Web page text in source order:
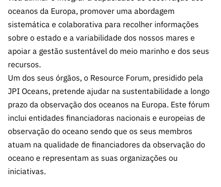
es de I&D
Infraestru
Outros
es I&D
Infraestru
turas
Prémios
Outros
e Informação
Acesso a dados
científicos – Protocolo
INE/DGEEC/FCT
Balcão da Ciência
Newsletter
Agenda
Media e
Identidade
de Marca
Subscrever
Newsletter
Direct Mail
de
Concursos
FCT
90 Segundos
de Ciência
Subscrever
Transparência
Estudos e Planeamento
Documentos de Gestão
Apoios Comunitários
Contactos
LINKS
RÁPIDOS
A FCT em
Números
ão,
Certificaç
ão e
Benefícios
Fiscais
Recrutam
oceanos da Europa, promover uma abordagem
sistemática e colaborativa para recolher informações
sobre o estado e a variabilidade dos nossos mares e
apoiar a gestão sustentável do meio marinho e dos seus
recursos.
Um dos seus órgãos, o Resource Forum, presidido pela
JPI Oceans, pretende ajudar na sustentabilidade a longo
prazo da observação dos oceanos na Europa. Este fórum
inclui entidades financiadoras nacionais e europeias de
observação do oceano sendo que os seus membros
atuam na qualidade de financiadores da observação do
oceano e representam as suas organizações ou
iniciativas.